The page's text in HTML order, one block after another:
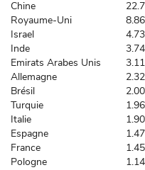
Chine
Royaume-Uni
8.86
Israel
4.73
Inde
3.74
Emirats Arabes Unis
3.11
Allemagne
2.32
Brésil
2.00
Turquie
1.96
Italie
1.90
Espagne
1.47
France
1.45
Pologne
1.14